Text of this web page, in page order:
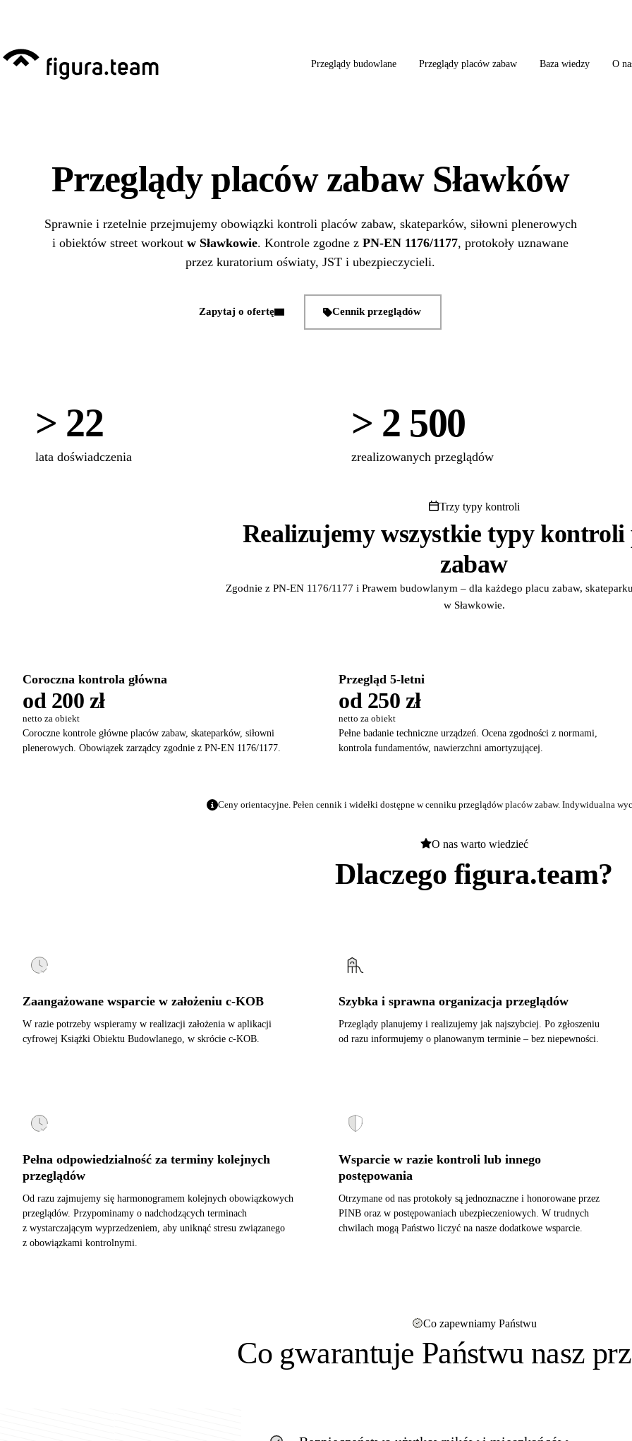
Przeglądy budowlane Przeglądy placów zabaw Baza wiedzy O
Przeglądy placów zabaw Sławków
Sprawnie i rzetelnie przejmujemy obowiązki kontroli placów zabaw, skateparków, siłowni plenerowych
i obiektów street workout w Sławkowie. Kontrole zgodne z PN-EN 1176/1177, protokoły uznawane
przez kuratorium oświaty, JST i ubezpieczycieli.
Zapytaj o ofertę Cennik przeglądów
> 22
lata doświadczenia
> 2 500
zrealizowanych przeglądów
Trzy typy kontroli
Realizujemy wszystkie typy kontroli
zabaw
Zgodnie z PN-EN 1176/1177 i Prawem budowlanym – dla każdego placu zabaw,
w Sławkowie.
Coroczna kontrola główna
od 200 zł
netto za obiekt
Coroczne kontrole główne placów zabaw, skateparków, siłowni
plenerowych. Obowiązek zarządcy zgodnie z PN-EN 1176/1177.
Przegląd 5-letni
od 250 zł
netto za obiekt
Pełne badanie techniczne urządzeń. Ocena zgodności z normami,
kontrola fundamentów, nawierzchni amortyzującej.
Ceny orientacyjne. Pełen cennik i widełki dostępne wcenniku przeglądów placów zabaw. Indywidualna
O nas warto wiedzieć
Dlaczego figura.team?
Zaangażowane wsparcie w założeniu c-KOB
W razie potrzeby wspieramy w realizacji założenia w aplikacji
cyfrowej Książki Obiektu Budowlanego, w skrócie c-KOB.
Szybka i sprawna organizacja przeglądów
Przeglądy planujemy i realizujemy jak najszybciej. Po zgłoszeniu
od razu informujemy o planowanym terminie – bez niepewności.
Pełna odpowiedzialność za terminy kolejnych
przeglądów
Od razu zajmujemy się harmonogramem kolejnych obowiązkowych
przeglądów. Przypominamy o nadchodzących terminach
z wystarczającym wyprzedzeniem, aby uniknąć stresu związanego
z obowiązkami kontrolnymi.
Wsparcie w razie kontroli lub innego
postępowania
Otrzymane od nas protokoły są jednoznaczne i honorowane przez
PINB oraz w postępowaniach ubezpieczeniowych. W trudnych
chwilach mogą Państwo liczyć na nasze dodatkowe wsparcie.
Co zapewniamy Państwu
Co gwarantuje Państwu nasz